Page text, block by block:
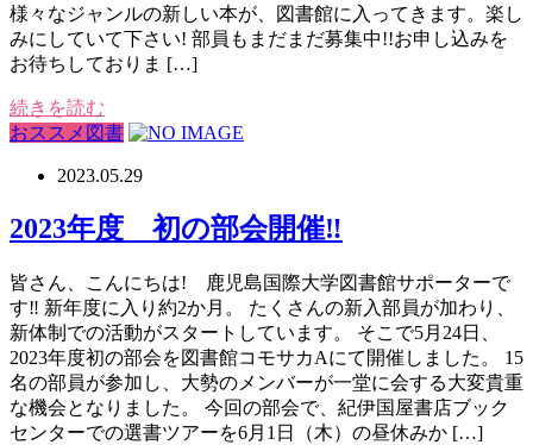
様々なジャンルの新しい本が、図書館に入ってきます。楽し
みにしていて下さい! 部員もまだまだ募集中!!お申し込みを
お待ちしておりま […]
続きを読む
おススメ図書
2023.05.29
2023年度 初の部会開催‼
皆さん、こんにちは! 鹿児島国際大学図書館サポーターで
す‼ 新年度に入り約2か月。 たくさんの新入部員が加わり、
新体制での活動がスタートしています。 そこで5月24日、
2023年度初の部会を図書館コモサカAにて開催しました。 15
名の部員が参加し、大勢のメンバーが一堂に会する大変貴重
な機会となりました。 今回の部会で、紀伊国屋書店ブック
センターでの選書ツアーを6月1日（木）の昼休みか […]